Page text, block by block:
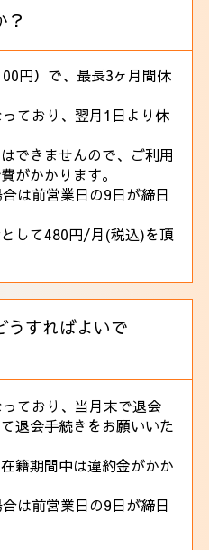
？
円）で、最長3ヶ月間休
ており、翌月1日より休
できませんので、ご利用
がかかります。
は前営業日の9日が締日
して480円/月(税込)を頂
うすればよいで
ており、当月末で退会
退会手続きをお願いいた
籍期間中は違約金がかか
は前営業日の9日が締日